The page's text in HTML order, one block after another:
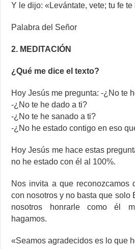
Y le dijo: «Levántate, vete; tu fe
Palabra del Señor
2. MEDITACIÓN
¿Qué me dice el texto?
Hoy Jesús me pregunta: -¿No te
-¿No te he dado a ti?
-¿No te he sanado a ti?
-¿No he estado contigo en eso
Hoy Jesús me hace estas
no he estado con él al 100%.
Nos invita a que reconozcamos
con nosotros y no basta que solo
nosotros honrarle como él
hagamos.
«Seamos agradecidos es lo que